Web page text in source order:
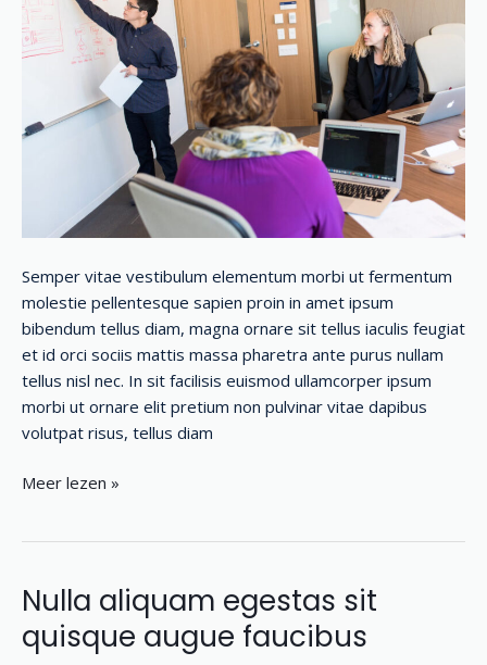
Semper vitae vestibulum elementum morbi ut fermentum
molestie pellentesque sapien proin in amet ipsum
bibendum tellus diam, magna ornare sit tellus iaculis feugiat
et id orci sociis mattis massa pharetra ante purus nullam
tellus nisl nec. In sit facilisis euismod ullamcorper ipsum
morbi ut ornare elit pretium non pulvinar vitae dapibus
volutpat risus, tellus diam
Meer lezen »
Nulla aliquam egestas sit
quisque augue faucibus
Nulla
aliquam
egestas